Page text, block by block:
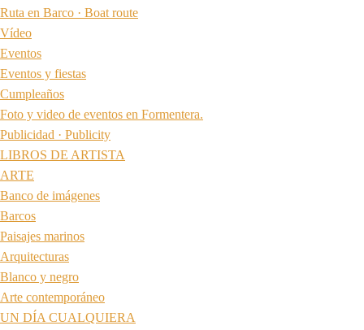
Ruta en Barco · Boat route
Vídeo
Eventos
Eventos y fiestas
Cumpleaños
Foto y video de eventos en Formentera.
Publicidad · Publicity
LIBROS DE ARTISTA
ARTE
Banco de imágenes
Barcos
Paisajes marinos
Arquitecturas
Blanco y negro
Arte contemporáneo
UN DÍA CUALQUIERA